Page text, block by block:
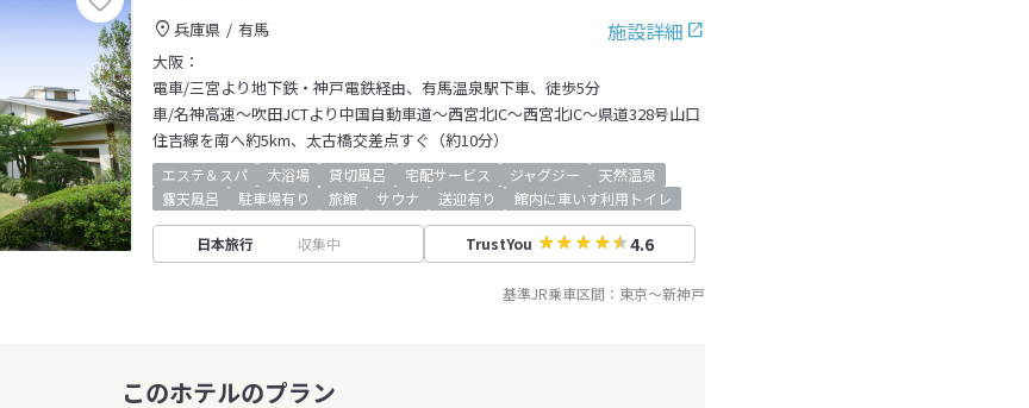
施設詳細
兵庫県
有馬
大阪：
電車/三宮より地下鉄・神戸電鉄経由、有馬温泉駅下車、徒歩5分
車/名神高速～吹田JCTより中国自動車道～西宮北IC～西宮北IC～県道328号山口
住吉線を南へ約5km、太古橋交差点すぐ（約10分）
エステ＆スパ 大浴場 貸切風呂 宅配サービス ジャグジー
天然温泉
露天風呂
駐車場有り 旅館 サウナ 送迎有り 館内に車いす利用トイレ
日本旅行 収集中 TrustYou 4.6
基準JR乗車区間： 東京～新神戸